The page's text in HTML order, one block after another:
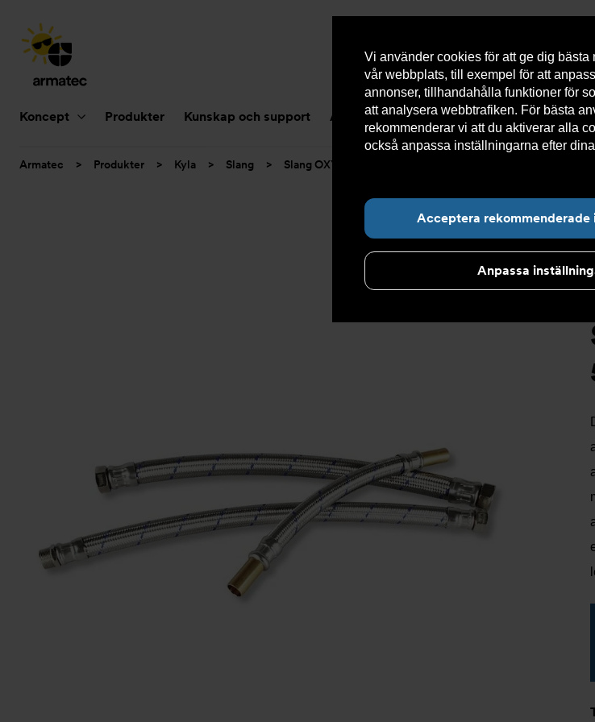
Vi använder cookies för att ge dig
vår webbplats, till exempel för att
annonser, tillhandahålla funktioner för
att analysera webbtrafiken. För bästa
rekommenderar vi att du aktiverar alla
också anpassa inställningarna efter
Acceptera rekommenderade
Anpassa
Koncept Produkter Kunskap och support Aktuellt Om Armatec Hållbarhet
Du
Armatec > Produkter > Kyla > Slang > Slang OXY